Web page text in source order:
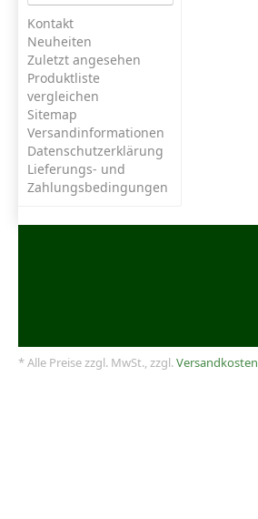
Kontakt
Neuheiten
Zuletzt angesehen
Produktliste
vergleichen
Sitemap
Versandinformationen
Datenschutzerklärung
Lieferungs- und
Zahlungsbedingungen
* Alle Preise zzgl. MwSt., zzgl.Versandkosten